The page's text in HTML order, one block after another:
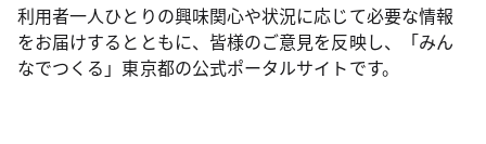
利用者一人ひとりの興味関心や状況に応じて必要な情報
をお届けするとともに、皆様のご意見を反映し、「みん
なでつくる」東京都の公式ポータルサイトです。